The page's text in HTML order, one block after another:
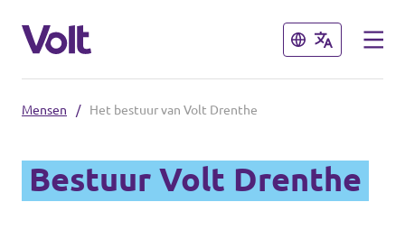
Sluiten
Sluiten
Mensen / Het bestuur van Volt Drenthe
Bestuur Volt Drenthe